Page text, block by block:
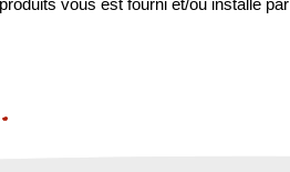
vous est fourni et/ou installé